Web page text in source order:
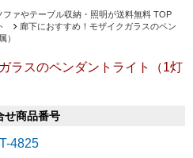
ァやテーブル収納・照明が送料無料 TOP
廊下におすすめ！モザイクガラスのペン
）
ラスのペンダントライト（1灯
せ商品番号
4825